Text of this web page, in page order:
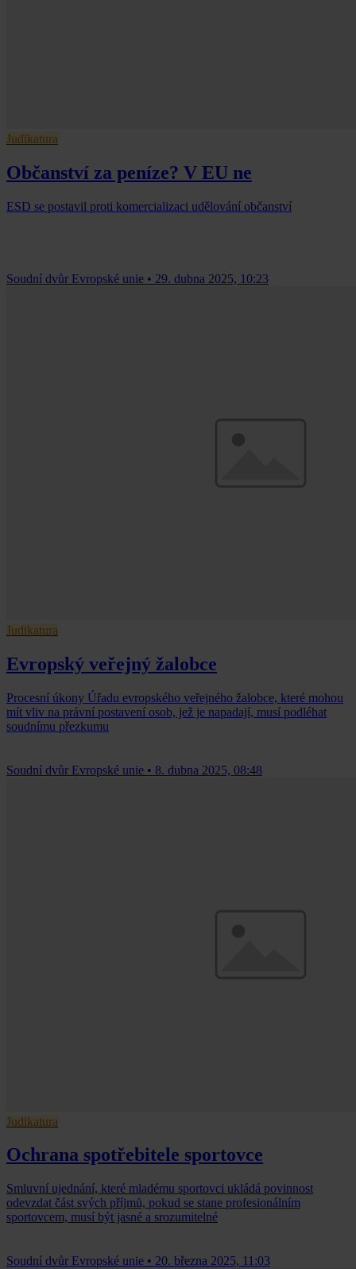
Judikatura
Občanství za peníze? V EU ne
ESD se postavil proti komercializaci udělování občanství
Soudní dvůr Evropské unie • 29. dubna 2025, 10:23
Judikatura
Evropský veřejný žalobce
Procesní úkony Úřadu evropského veřejného žalobce, které mohou
mít vliv na právní postavení osob, jež je napadají, musí podléhat
soudnímu přezkumu
Soudní dvůr Evropské unie • 8. dubna 2025, 08:48
Judikatura
Ochrana spotřebitele sportovce
Smluvní ujednání, které mladému sportovci ukládá povinnost
odevzdat část svých příjmů, pokud se stane profesionálním
sportovcem, musí být jasné a srozumitelné
Soudní dvůr Evropské unie • 20. března 2025, 11:03